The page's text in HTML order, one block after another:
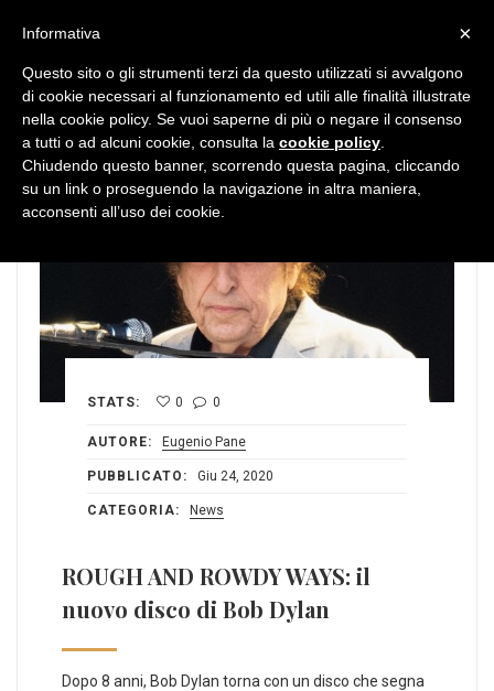
STATS: 0 0
AUTORE: Eugenio Pane
PUBBLICATO: Giu 24, 2020
CATEGORIA: News
ROUGH AND ROWDY WAYS: il
nuovo disco di Bob Dylan
Dopo 8 anni, Bob Dylan torna con un disco che segna
×
Informativa
Questo sito o gli strumenti terzi da questo utilizzati si avvalgono
di cookie necessari al funzionamento ed utili alle finalità illustrate
nella cookie policy. Se vuoi saperne di più o negare il consenso
a tutti o ad alcuni cookie, consulta la cookie policy
Chiudendo questo banner, scorrendo questa pagina, cliccando
su un link o proseguendo la navigazione in altra maniera,
acconsenti all’uso dei cookie.